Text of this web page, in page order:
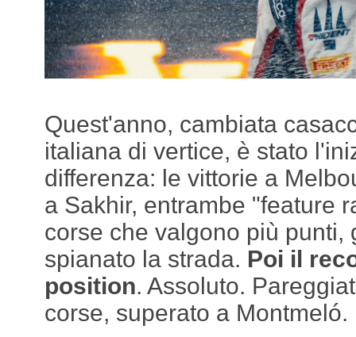
Quest'anno, cambiata
italiana di vertice, è stato
differenza: le vittorie a
a Sakhir, entrambe "feature
corse che valgono più punti,
spianato la strada. Poi il
position. Assoluto.
corse, superato a Montmeló.